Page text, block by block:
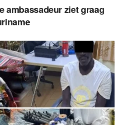
ambassadeur ziet graag